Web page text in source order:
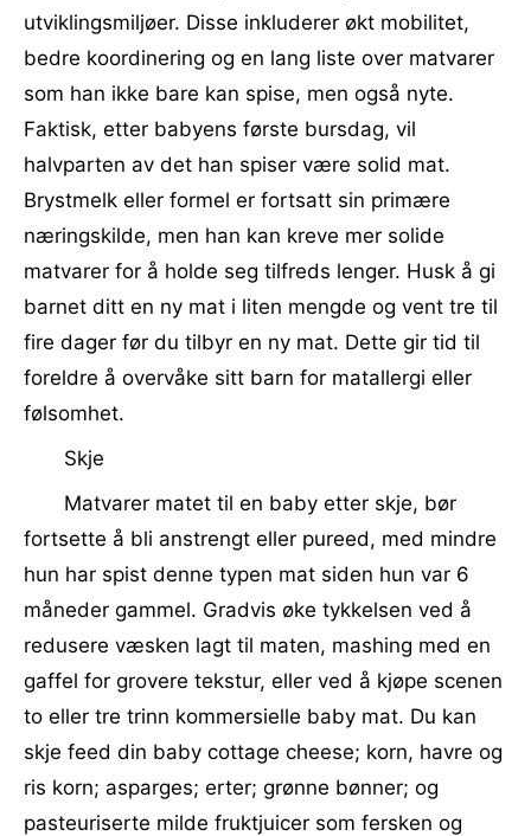
utviklingsmiljøer. Disse inkluderer økt mobilitet,
bedre koordinering og en lang liste over matvarer
som han ikke bare kan spise, men også nyte.
Faktisk, etter babyens første bursdag, vil
halvparten av det han spiser være solid mat.
Brystmelk eller formel er fortsatt sin primære
næringskilde, men han kan kreve mer solide
matvarer for å holde seg tilfreds lenger. Husk å gi
barnet ditt en ny mat i liten mengde og vent tre til
fire dager før du tilbyr en ny mat. Dette gir tid til
foreldre å overvåke sitt barn for matallergi eller
følsomhet.
Skje
Matvarer matet til en baby etter skje, bør
fortsette å bli anstrengt eller pureed, med mindre
hun har spist denne typen mat siden hun var 6
måneder gammel. Gradvis øke tykkelsen ved å
redusere væsken lagt til maten, mashing med en
gaffel for grovere tekstur, eller ved å kjøpe scenen
to eller tre trinn kommersielle baby mat. Du kan
skje feed din baby cottage cheese; korn, havre og
ris korn; asparges; erter; grønne bønner; og
pasteuriserte milde fruktjuicer som fersken og